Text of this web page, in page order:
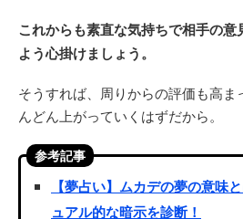
これからも素直な気持ちで相手の
よう心掛けましょう。
そうすれば、周りからの評価も高
んどん上がっていくはずだから。
参考記事
【夢占い】ムカデの夢の意味
ュアル的な暗示を診断！